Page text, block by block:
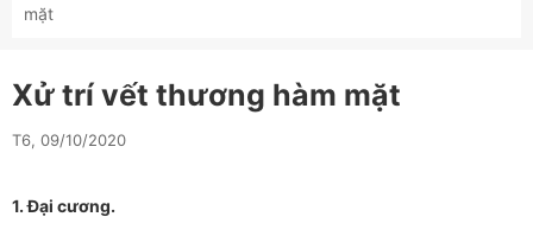
mặt
Xử trí vết thương hàm mặt
T6, 09/10/2020
1. Đại cương.